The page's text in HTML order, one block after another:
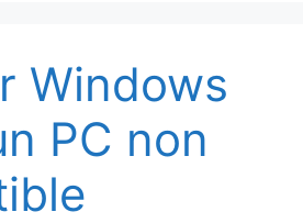
Windows
PC non